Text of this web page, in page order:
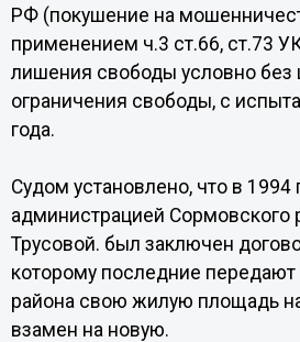
РФ (покушение на
применением ч.3 ст.66, ст.73
лишения свободы условно без
ограничения свободы, с
года.
Судом установлено, что в 1994
администрацией Сормовского
Трусовой. был заключен
которому последние
района свою жилую площадь
взамен на новую.